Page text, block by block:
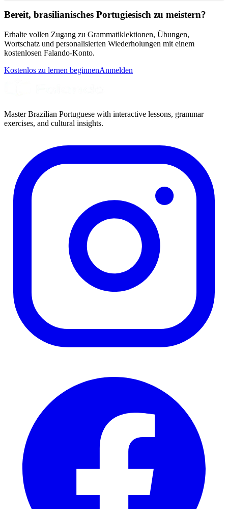
Bereit, brasilianisches Portugiesisch zu meistern?
Erhalte vollen Zugang zu Grammatiklektionen, Übungen,
Wortschatz und personalisierten Wiederholungen mit einem
kostenlosen Falando-Konto.
Kostenlos zu lernen beginnenAnmelden
Master Brazilian Portuguese with interactive lessons, grammar
exercises, and cultural insights.